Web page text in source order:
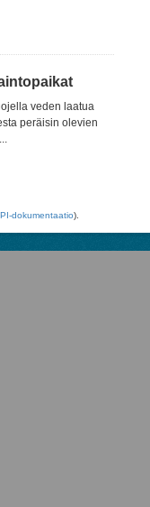
veden laatua
peräisin olevien
dokumentaatio).